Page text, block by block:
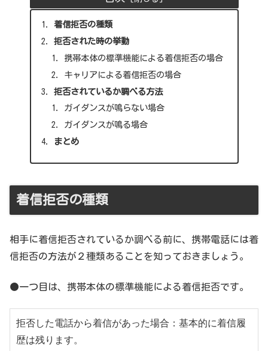
着信拒否の種類
拒否された時の挙動
携帯本体の標準機能による着信拒否の場合
キャリアによる着信拒否の場合
拒否されているか調べる方法
ガイダンスが鳴らない場合
ガイダンスが鳴る場合
まとめ
着信拒否の種類
相手に着信拒否されているか調べる前に、携帯電話には着
信拒否の方法が２種類あることを知っておきましょう。
●一つ目は、携帯本体の標準機能による着信拒否です。
拒否した電話から着信があった場合：基本的に着信履